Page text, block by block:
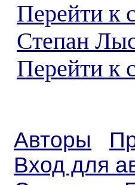
Перейти к
Степан
Перейти к
Авторы
Вход для